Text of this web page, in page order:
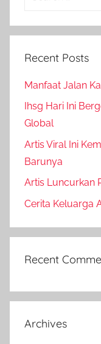
Recent Posts
Manfaat Jalan
Ihsg Hari Ini
Global
Artis Viral Ini
Barunya
Artis Luncurkan
Cerita Keluarga
Recent
Archives